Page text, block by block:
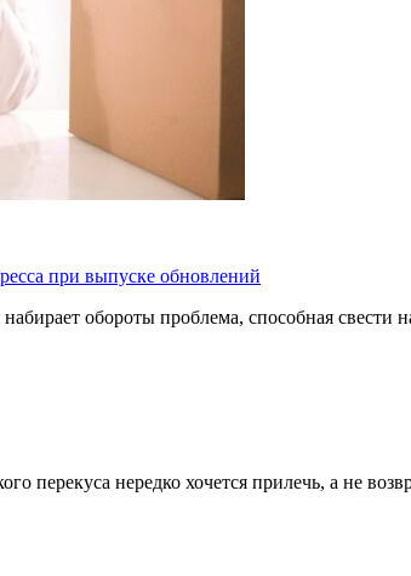
при выпуске обновлений
обороты проблема, способная
перекуса нередко хочется прилечь, а не